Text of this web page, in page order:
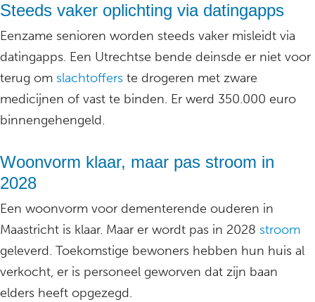
Steeds vaker oplichting via datingapps
Eenzame senioren worden steeds vaker misleidt via
datingapps. Een Utrechtse bende deinsde er niet voor
terug om slachtoffers te drogeren met zware
medicijnen of vast te binden. Er werd 350.000 euro
binnengehengeld.
Woonvorm klaar, maar pas stroom in
2028
Een woonvorm voor dementerende ouderen in
Maastricht is klaar. Maar er wordt pas in 2028 stroom
geleverd. Toekomstige bewoners hebben hun huis al
verkocht, er is personeel geworven dat zijn baan
elders heeft opgezegd.